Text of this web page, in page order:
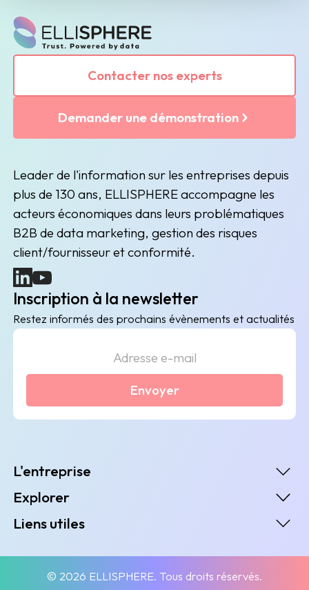
Contacter nos experts
Demander une démonstration
Leader de l'information sur les entreprises depuis
plus de 130 ans, ELLISPHERE accompagne les
acteurs économiques dans leurs problématiques
B2B de data marketing, gestion des risques
client/fournisseur et conformité.
(nouvelle fenêtre)
(nouvelle fenêtre)
Inscription à la newsletter
Restez informés des prochains évènements et actualités
Envoyer
L'entreprise
Explorer
Liens utiles
© 2026 ELLISPHERE. Tous droits réservés.